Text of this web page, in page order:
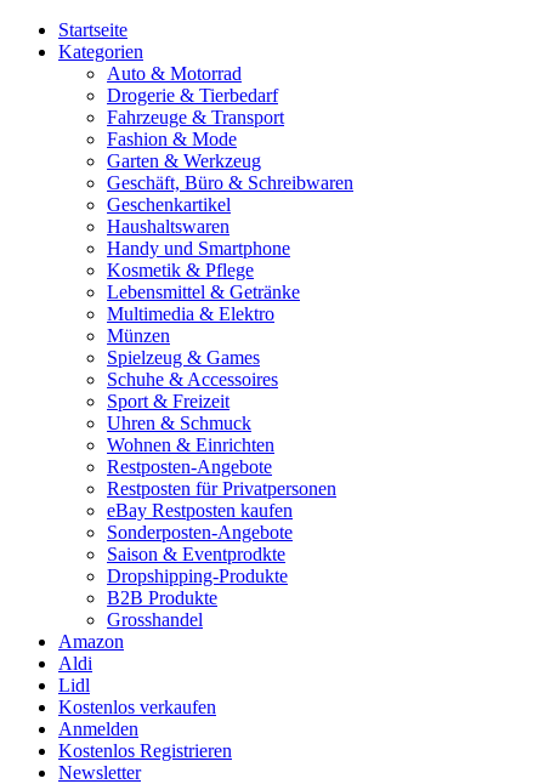
Startseite
Kategorien
Auto & Motorrad
Drogerie & Tierbedarf
Fahrzeuge & Transport
Fashion & Mode
Garten & Werkzeug
Geschäft, Büro & Schreibwaren
Geschenkartikel
Haushaltswaren
Handy und Smartphone
Kosmetik & Pflege
Lebensmittel & Getränke
Multimedia & Elektro
Münzen
Spielzeug & Games
Schuhe & Accessoires
Sport & Freizeit
Uhren & Schmuck
Wohnen & Einrichten
Restposten-Angebote
Restposten für Privatpersonen
eBay Restposten kaufen
Sonderposten-Angebote
Saison & Eventprodkte
Dropshipping-Produkte
B2B Produkte
Grosshandel
Amazon
Aldi
Lidl
Kostenlos verkaufen
Anmelden
Kostenlos Registrieren
Newsletter